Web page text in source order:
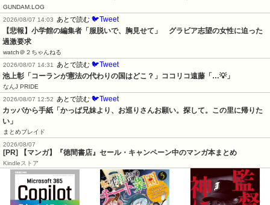
GUNDAM.LOG
2026/08/07 14:03
あとで読む 🐦Tweet
【悲報】小学館の編集者「服脱いで、胸見せて」　グラビア志望の女性に迫った
過激要求
watch＠２ちゃんねる
2026/08/07 14:31
あとで読む 🐦Tweet
池上彰「コーランが憲法の代わりの国はどこ？」ココリコ遠藤「…💡」
なんJ PRIDE
2026/08/07 12:52
あとで読む 🐦Tweet
カッパから手紙「かっぱ兄妹より、お巡りさんお願い。探して。この里に帰りた
い」
まとめブレイド
2026/08/07
[PR] 【マンガ】『徳間書店』セール・キャンペーン中のマンガ本まとめ
Kindleストア